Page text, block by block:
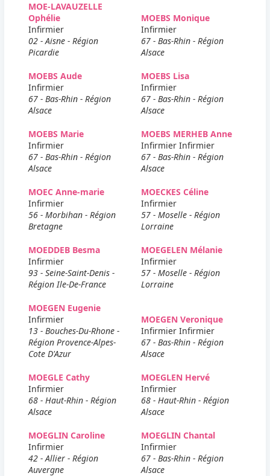
MOE-LAVAUZELLE
Ophélie
Infirmier
02 - Aisne - Région
Picardie
MOEBS Monique
Infirmier
67 - Bas-Rhin - Région
Alsace
MOEBS Aude
Infirmier
67 - Bas-Rhin - Région
Alsace
MOEBS Lisa
Infirmier
67 - Bas-Rhin - Région
Alsace
MOEBS Marie
Infirmier
67 - Bas-Rhin - Région
Alsace
MOEBS MERHEB Anne
Infirmier Infirmier
67 - Bas-Rhin - Région
Alsace
MOEC Anne-marie
Infirmier
56 - Morbihan - Région
Bretagne
MOECKES Céline
Infirmier
57 - Moselle - Région
Lorraine
MOEDDEB Besma
Infirmier
93 - Seine-Saint-Denis -
Région Ile-De-France
MOEGELEN Mélanie
Infirmier
57 - Moselle - Région
Lorraine
MOEGEN Eugenie
Infirmier
13 - Bouches-Du-Rhone -
Région Provence-Alpes-
Cote D'Azur
MOEGEN Veronique
Infirmier Infirmier
67 - Bas-Rhin - Région
Alsace
MOEGLE Cathy
Infirmier
68 - Haut-Rhin - Région
Alsace
MOEGLEN Hervé
Infirmier
68 - Haut-Rhin - Région
Alsace
MOEGLIN Caroline
Infirmier
42 - Allier - Région
Auvergne
MOEGLIN Chantal
Infirmier
67 - Bas-Rhin - Région
Alsace